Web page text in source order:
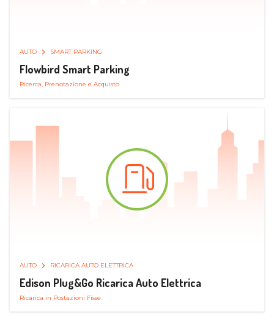
AUTO SMART PARKING
Flowbird Smart Parking
Ricerca, Prenotazione e Acquisto
AUTO RICARICA AUTO ELETTRICA
Edison Plug&Go Ricarica Auto Elettrica
Ricarica in Postazioni Fisse